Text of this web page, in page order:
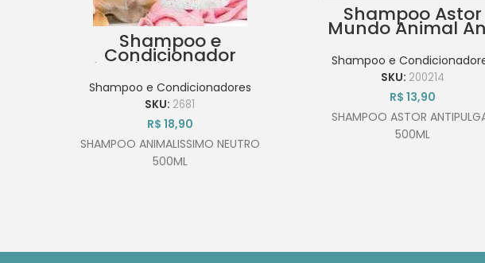
Shampoo e
Condicionador
Animalíssimo Pet Care
2 em 1 Neutro 500mL
Shampoo e Condicionadores
SKU: 2681
R$ 18,90
SHAMPOO ANIMALISSIMO NEUTRO
500ML
Shampoo Astor
Mundo Animal
Pulgas 500Ml
Shampoo e
SKU: 200214
R$ 13,90
SHAMPOO ASTOR
500ML